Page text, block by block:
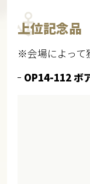
上位記念品
※会場によって
OP14-112 ボ